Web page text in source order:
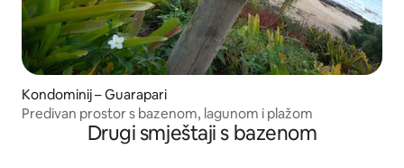
Kondominij – Guarapari
Predivan prostor s bazenom, lagunom i plažom
Drugi smještaji s bazenom